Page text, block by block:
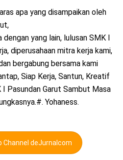
apa yang disampaikan oleh
yang lain, lulusan SMK I
diperusahaan mitra kerja kami,
bergabung bersama kami
Siap Kerja, Santun, Kreatif
Pasundan Garut Sambut Masa
Yohaness.
Channel deJurnalcom